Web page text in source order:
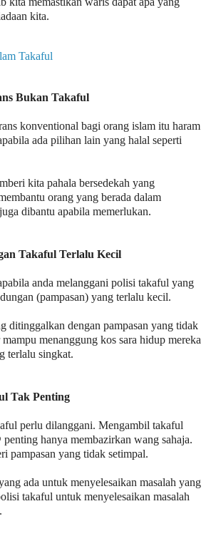
kita.
Takaful
Bukan Takaful
konventional bagi orang islam itu haram
ada pilihan lain yang halal seperti
kita pahala bersedekah yang
orang yang berada dalam
dibantu apabila memerlukan.
Takaful Terlalu Kecil
anda melanggani polisi takaful yang
(pampasan) yang terlalu kecil.
ditinggalkan dengan pampasan yang tidak
mampu menanggung kos sara hidup mereka
terlalu singkat.
Tak Penting
perlu dilanggani. Mengambil takaful
hanya membazirkan wang sahaja.
pampasan yang tidak setimpal.
ada untuk menyelesaikan masalah yang
takaful untuk menyelesaikan masalah